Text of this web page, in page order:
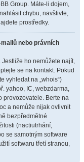
Group. Máte-li dojem,
chybu, navštivte,
prostředky.
nebo právních
Jestliže ho nemůžete najít,
se na kontakt. Pokud
vyhledat na „whois“)
yahoo, IC, webzdarma,
provozovatele. Berte na
a nemůže nijak ovlivnit
bezpředmětné
(nactiutrhání,
se samotným software
softwaru třetí stranou,